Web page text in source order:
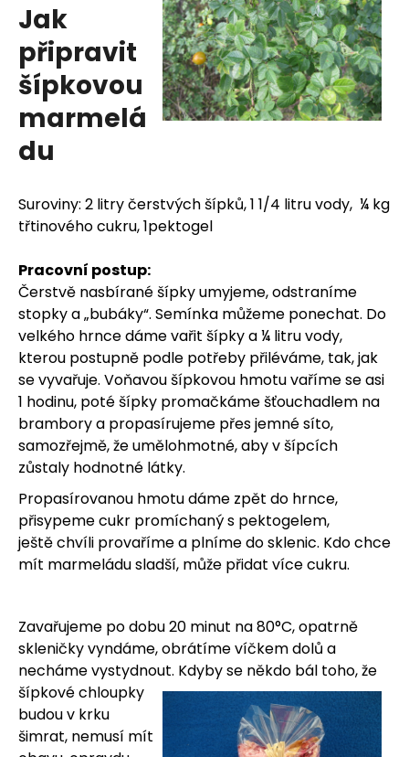
Jak
připravit
šípkovou
marmelá
du
Suroviny: 2 litry čerstvých šípků, 1 1/4 litru vody, ¼ kg
třtinového cukru, 1pektogel
Pracovní postup:
Čerstvě nasbírané šípky umyjeme, odstraníme
stopky a „bubáky“. Semínka můžeme ponechat. Do
velkého hrnce dáme vařit šípky a ¼ litru vody,
kterou postupně podle potřeby přiléváme, tak, jak
se vyvařuje. Voňavou šípkovou hmotu vaříme se asi
1 hodinu, poté šípky promačkáme šťouchadlem na
brambory a propasírujeme přes jemné síto,
samozřejmě, že umělohmotné, aby v šípcích
zůstaly hodnotné látky.
Propasírovanou hmotu dáme zpět do hrnce,
přisypeme cukr promíchaný s pektogelem,
ještě chvíli provaříme a plníme do sklenic. Kdo chce
mít marmeládu sladší, může přidat více cukru.
Zavařujeme po dobu 20 minut na 80°C, opatrně
skleničky vyndáme, obrátíme víčkem dolů a
necháme vystydnout. Kdyby se někdo bál toho, že
šípkové chloupky
budou v krku
šimrat, nemusí mít
m
e